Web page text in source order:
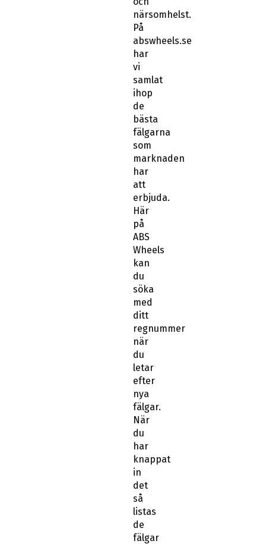
närsomhelst.
På
abswheels.se
har
vi
samlat
ihop
de
bästa
fälgarna
som
marknaden
har
att
erbjuda.
Här
på
ABS
Wheels
kan
du
söka
med
ditt
regnummer
när
du
letar
efter
nya
fälgar.
När
du
har
knappat
in
det
så
listas
de
fälgar